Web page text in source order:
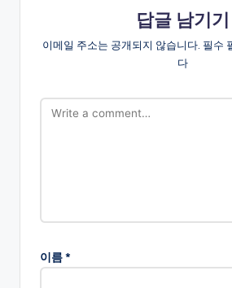
답글 남기기
이메일 주소는 공개되지 않습니다. 필수
다
이름*